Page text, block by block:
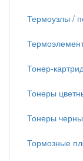
Термоузлы /
Тонер-
Тонеры
Тонеры
Тормозные